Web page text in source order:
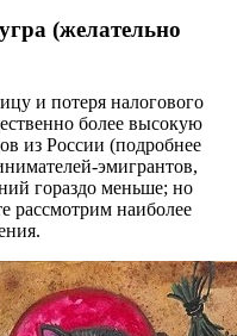
(желательно
и потеря налогового
более высокую
из России (подробнее
эмигрантов,
гораздо меньше; но
рассмотрим наиболее